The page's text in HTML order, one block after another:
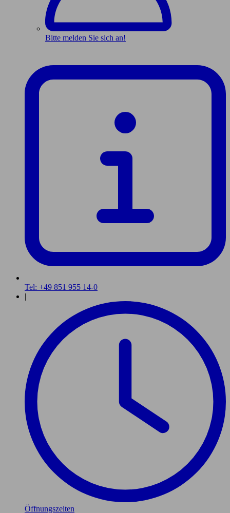
Bitte melden Sie sich an!
Tel: +49 851 955 14-0
|
Öffnungszeiten